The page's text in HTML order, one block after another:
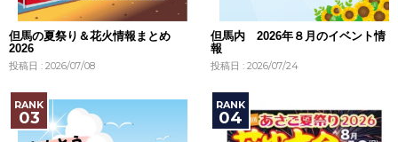
但馬の夏祭り＆花火情報まとめ
2026
投稿日 : 2026/07/08
但馬内 2026年８月のイベント情
報
投稿日 : 2026/07/24